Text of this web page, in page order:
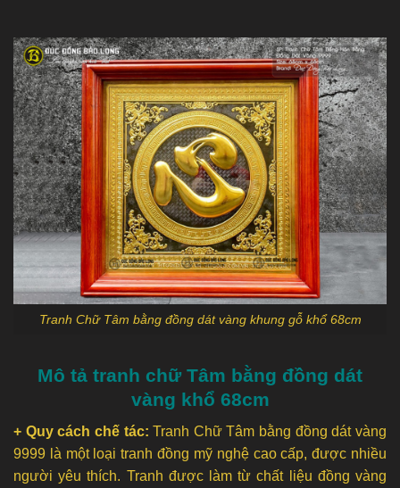
Tranh Chữ Tâm bằng đồng dát vàng khung gỗ khổ 68cm
Mô tả tranh chữ Tâm bằng đồng dát
vàng khổ 68cm
+ Quy cách chế tác: Tranh Chữ Tâm bằng đồng dát vàng
9999 là một loại tranh đồng mỹ nghệ cao cấp, được nhiều
người yêu thích. Tranh được làm từ chất liệu đồng vàng